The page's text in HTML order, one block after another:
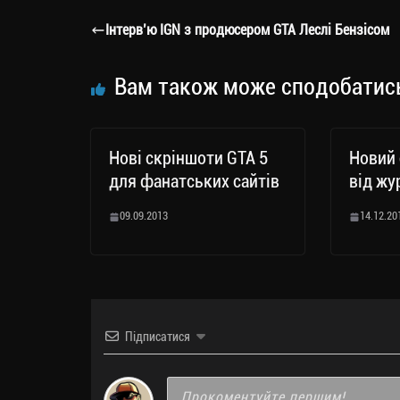
a
er ok Li ли
ся
Інтерв’ю IGN з продюсером GTA Леслі Бензісом
Вам також може
Нові скріншоти GTA 5
для фанатських сайтів
09.09.2013
Новий
від
Підписатися